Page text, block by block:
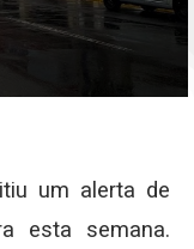
um alerta de
esta semana.